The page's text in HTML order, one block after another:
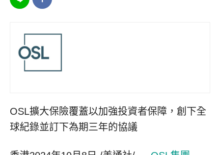
OSL擴大保險覆蓋以加強投資者保障，創下全
球紀錄並訂下為期三年的協議